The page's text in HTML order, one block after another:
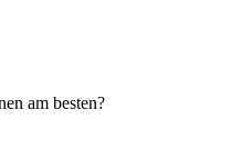
am besten?